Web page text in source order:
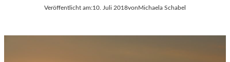
Veröffentlicht am:10. Juli 2018vonMichaela Schabel